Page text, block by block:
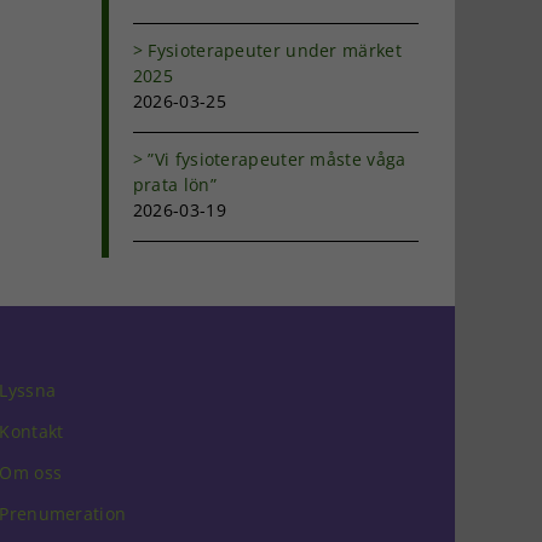
Fysioterapeuter under märket
2025
2026-03-25
”Vi fysioterapeuter måste våga
prata lön”
2026-03-19
Lyssna
Kontakt
Om oss
Prenumeration